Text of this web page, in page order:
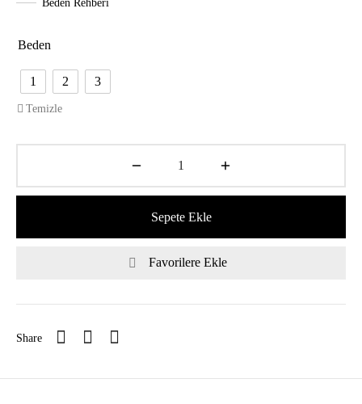
Beden Rehberi
Beden
1 2 3
Temizle
Sepete Ekle
Favorilere Ekle
Share